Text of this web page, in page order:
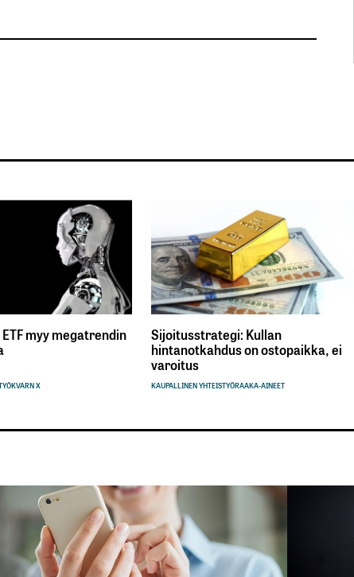
myy megatrendin
KVARN X
Sijoitusstrategi: Kullan
hintanotkahdus on ostopaikka, ei
varoitus
KAUPALLINEN YHTEISTYÖRAAKA-AINEET